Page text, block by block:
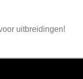
uitbreidingen!